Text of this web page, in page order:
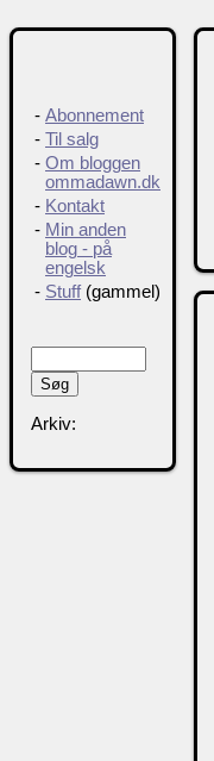
- Abonnement
- Til salg
- Om bloggen
ommadawn.dk
- Kontakt
- Min anden
blog - på
engelsk
- Stuff(gammel)
Arkiv: